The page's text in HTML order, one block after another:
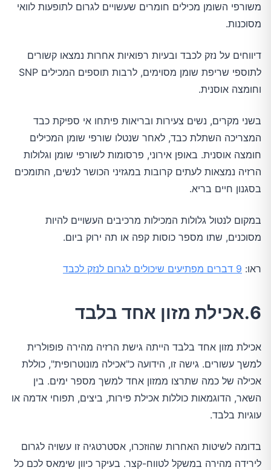
משורפי השומן מכילים חומרים שעשויים לגרום לתופעות לוואי
מסוכנות.
דיווחים על נזק לכבד ובעיות רפואיות אחרות נמצאו קשורים
לתוספי שריפת שומן מסוימים, לרבות תוספים המכילים SNP
וחומצה אוסנית.
בשני מקרים, נשים צעירות ובריאות פיתחו אי ספיקת כבד
המצריכה השתלת כבד, לאחר שנטלו שורפי שומן המכילים
חומצה אוסנית. באופן אירוני, פרסומות לשורפי שומן וגלולות
הרזיה נמצאות לעתים קרובות במגזיני הכושר לנשים, התומכים
בסגנון חיים בריא.
במקום לנטול גלולות המכילות מרכיבים העשויים להיות
מסוכנים, שתו מספר כוסות קפה או תה ירוק ביום.
ראו: 9 דברים מפתיעים שיכולים לגרום לנזק לכבד
6.אכילת מזון אחד בלבד
אכילת מזון אחד בלבד הייתה גישת הרזיה מהירה פופולרית
למשך עשורים. גישה זו, הידועה כ"אכילה מונוטרופית", כוללת
אכילה של כמה שתרצו ממזון אחד למשך מספר ימים. בין
השאר, הדוגמאות כוללות אכילת פירות, ביצים, תפוחי אדמה או
עוגיות בלבד.
בדומה לשיטות האחרות שהוזכרו, אסטרטגיה זו עשויה לגרום
לירידה מהירה במשקל לטווח-קצר. בעיקר כיוון שימאס לכם כל